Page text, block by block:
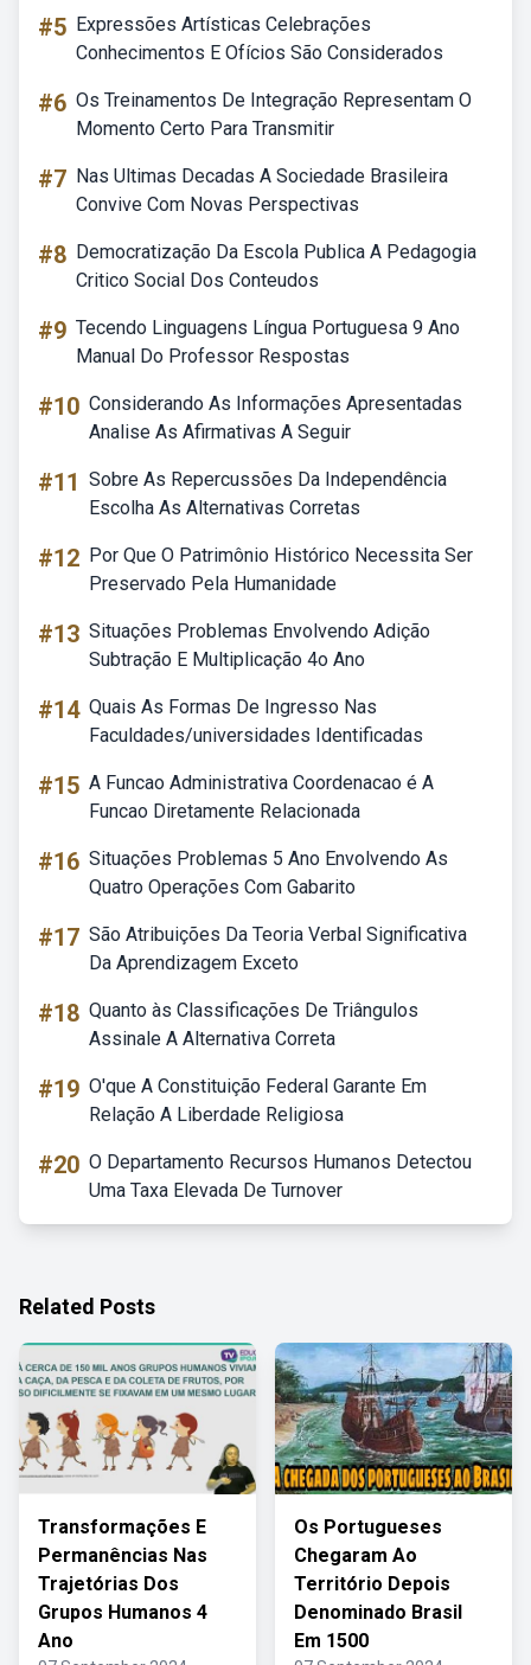
#5 Expressões Artísticas Celebrações
Conhecimentos E Ofícios São Considerados
#6 Os Treinamentos De Integração Representam O
Momento Certo Para Transmitir
#7 Nas Ultimas Decadas A Sociedade Brasileira
Convive Com Novas Perspectivas
#8 Democratização Da Escola Publica A Pedagogia
Critico Social Dos Conteudos
#9 Tecendo Linguagens Língua Portuguesa 9 Ano
Manual Do Professor Respostas
#10 Considerando As Informações Apresentadas
Analise As Afirmativas A Seguir
#11 Sobre As Repercussões Da Independência
Escolha As Alternativas Corretas
#12 Por Que O Patrimônio Histórico Necessita Ser
Preservado Pela Humanidade
#13 Situações Problemas Envolvendo Adição
Subtração E Multiplicação 4o Ano
#14 Quais As Formas De Ingresso Nas
Faculdades/universidades Identificadas
#15 A Funcao Administrativa Coordenacao é A
Funcao Diretamente Relacionada
#16 Situações Problemas 5 Ano Envolvendo As
Quatro Operações Com Gabarito
#17 São Atribuições Da Teoria Verbal Significativa
Da Aprendizagem Exceto
#18 Quanto às Classificações De Triângulos
Assinale A Alternativa Correta
#19 O'que A Constituição Federal Garante Em
Relação A Liberdade Religiosa
#20 O Departamento Recursos Humanos Detectou
Uma Taxa Elevada De Turnover
Related Posts
Transformações E
Permanências Nas
Trajetórias Dos
Grupos Humanos 4
Ano
Os Portugueses
Chegaram Ao
Território Depois
Denominado Brasil
Em 1500